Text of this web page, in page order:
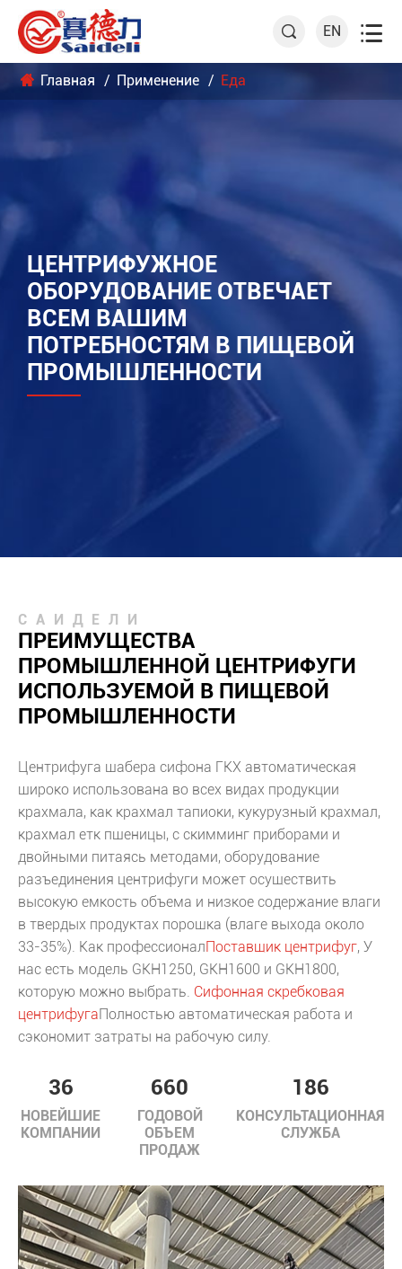
 EN 
Главная Применение Еда
ЦЕНТРИФУЖНОЕ
ОБОРУДОВАНИЕ ОТВЕЧАЕТ
ВСЕМ ВАШИМ
ПОТРЕБНОСТЯМ В ПИЩЕВОЙ
ПРОМЫШЛЕННОСТИ
САИДЕЛИ
ПРЕИМУЩЕСТВА
ПРОМЫШЛЕННОЙ ЦЕНТРИФУГИ
ИСПОЛЬЗУЕМОЙ В ПИЩЕВОЙ
ПРОМЫШЛЕННОСТИ
Центрифуга шабера сифона ГКХ автоматическая
широко использована во всех видах продукции
крахмала, как крахмал тапиоки, кукурузный крахмал,
крахмал етк пшеницы, с скимминг приборами и
двойными питаясь методами, оборудование
разъединения центрифуги может осуществить
высокую емкость объема и низкое содержание влаги
в твердых продуктах порошка (влаге выхода около
33-35%). Как профессионалПоставщик центрифуг, У
нас есть модель GKH1250, GKH1600 и GKH1800,
которую можно выбрать. Сифонная скребковая
центрифугаПолностью автоматическая работа и
сэкономит затраты на рабочую силу.
36
НОВЕЙШИЕ
КОМПАНИИ
660
ГОДОВОЙ
ОБЪЕМ
ПРОДАЖ
186
КОНСУЛЬТАЦИОННАЯ
СЛУЖБА